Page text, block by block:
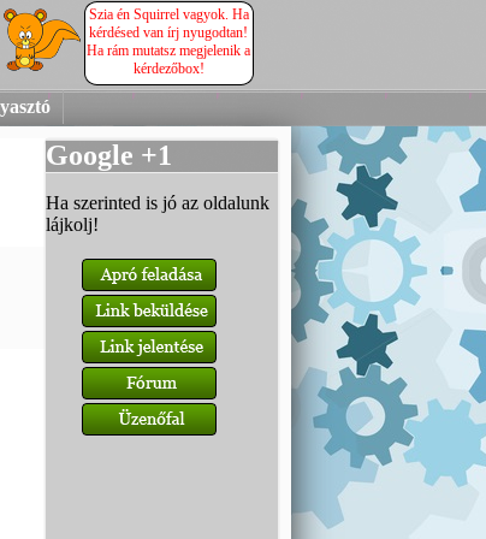
Szia én Squirrel vagyok. Ha
kérdésed van írj nyugodtan!
Ha rám mutatsz megjelenik a
kérdezőbox!
Google +1
Ha szerinted is jó az oldalunk
lájkolj!